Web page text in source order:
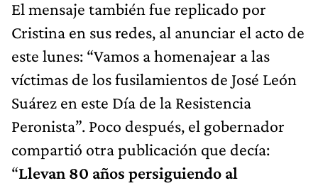
El mensaje también fue replicado por
Cristina en sus redes, al anunciar el acto de
este lunes: “Vamos a homenajear a las
víctimas de los fusilamientos de José León
Suárez en este Día de la Resistencia
Peronista”. Poco después, el gobernador
compartió otra publicación que decía:
“Llevan 80 años persiguiendo al